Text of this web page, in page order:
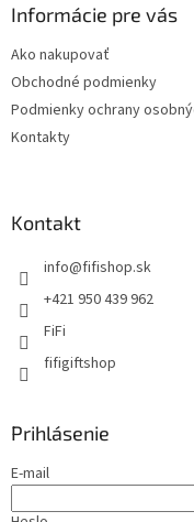
Informácie pre vás
Ako nakupovať
Obchodné podmienky
Podmienky ochrany
Kontakty
Kontakt
info@fifishop.sk
+421 950 439 962
FiFi
fifigiftshop
Prihlásenie
E-mail